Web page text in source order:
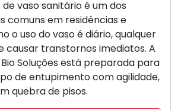
vaso sanitário é um dos
comuns em residências e
o uso do vaso é diário, qualquer
causar transtornos imediatos. A
Soluções está preparada para
de entupimento com agilidade,
quebra de pisos.